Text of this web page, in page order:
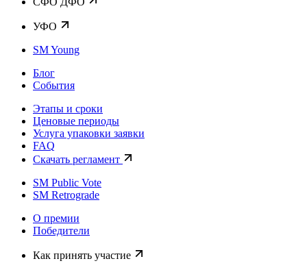
УФО
SM Young
Блог
События
Этапы и сроки
Ценовые периоды
Услуга упаковки заявки
FAQ
Скачать регламент
SM Public Vote
SM Retrograde
О премии
Победители
Как принять участие